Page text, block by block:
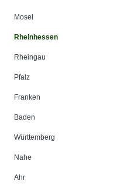
Mosel
Rheinhessen
Rheingau
Pfalz
Franken
Baden
Württemberg
Nahe
Ahr